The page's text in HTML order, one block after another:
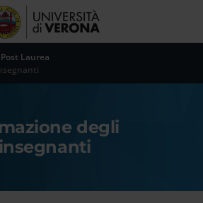
Post Laurea
degli
insegnanti